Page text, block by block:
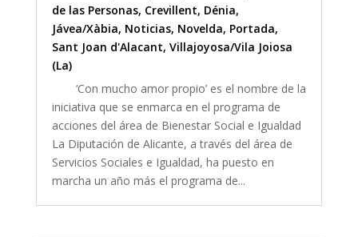
de las Personas, Crevillent, Dénia,
Jávea/Xàbia, Noticias, Novelda, Portada,
Sant Joan d'Alacant, Villajoyosa/Vila Joiosa
(La)
‘Con mucho amor propio’ es el nombre de la
iniciativa que se enmarca en el programa de
acciones del área de Bienestar Social e Igualdad
La Diputación de Alicante, a través del área de
Servicios Sociales e Igualdad, ha puesto en
marcha un año más el programa de...